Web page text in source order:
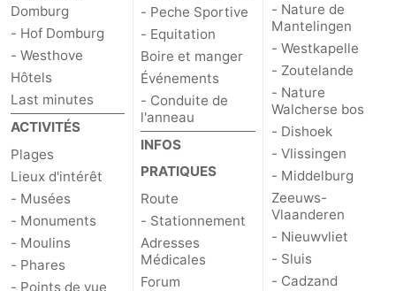
Walcherse
bos
Dishoek
-
Vlissingen
Middelburg
Zeeuws-
Vlaanderen
-
Nieuwvliet
Sluis
-
Cadzand
-
Nature
Météo
Domburg
- Hof Domburg
- Westhove
Hôtels
Last minutes
ACTIVITÉS
Plages
Lieux d'intérêt
- Musées
- Monuments
- Moulins
- Phares
- Points de vue
- Peche Sportive
- Equitation
Boire et manger
Événements
- Conduite de
l'anneau
INFOS
PRATIQUES
Route
- Stationnement
Adresses
Médicales
Forum
- Nature de
Mantelingen
- Westkapelle
- Zoutelande
- Nature
Walcherse bos
- Dishoek
- Vlissingen
- Middelburg
Zeeuws-
Vlaanderen
- Nieuwvliet
- Sluis
- Cadzand